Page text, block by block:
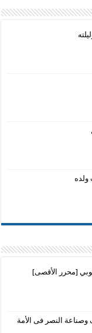
[محرر الأقصى]
وصناعة النصر فى الأمة